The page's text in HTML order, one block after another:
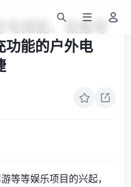
储能、极氪等
功能的户外电
等等娱乐项目的兴起，